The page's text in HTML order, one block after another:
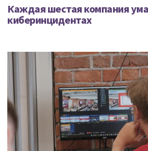
Каждая шестая компания
киберинцидентах